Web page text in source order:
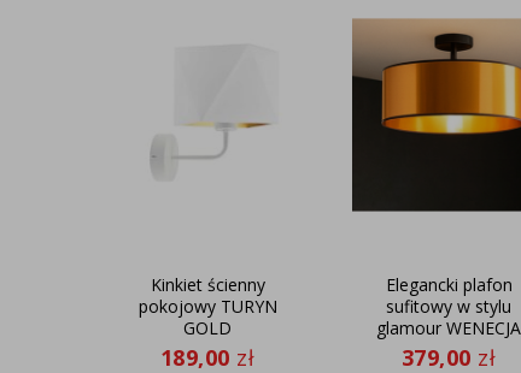
Kinkiet ścienny
pokojowy TURYN
GOLD
189,00 zł
Elegancki plafon
sufitowy w stylu
glamour WENECJA
MIRROR fi - 40 cm
379,00 zł